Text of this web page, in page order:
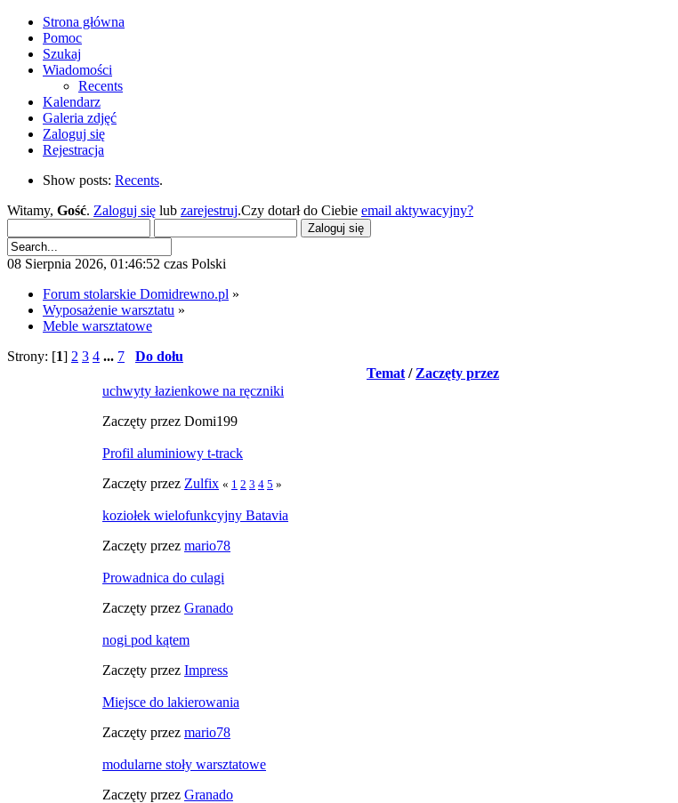
Strona główna
Pomoc
Szukaj
Wiadomości
Recents
Kalendarz
Galeria zdjęć
Zaloguj się
Rejestracja
Show posts: Recents.
Witamy, Gość. Zaloguj się lub zarejestruj.Czy dotarł do Ciebie email aktywacyjny?
08 Sierpnia 2026, 01:46:52 czas Polski
Forum stolarskie Domidrewno.pl »
Wyposażenie warsztatu »
Meble warsztatowe
Strony: [1] 2 3 4 ... 7
Do dołu
Temat / Zaczęty przez
uchwyty łazienkowe na ręczniki
Zaczęty przez Domi199
Profil aluminiowy t-track
Zaczęty przez Zulfix « 1 2 3 4 5 »
koziołek wielofunkcyjny Batavia
Zaczęty przez mario78
Prowadnica do culagi
Zaczęty przez Granado
nogi pod kątem
Zaczęty przez Impress
Miejsce do lakierowania
Zaczęty przez mario78
modularne stoły warsztatowe
Zaczęty przez Granado